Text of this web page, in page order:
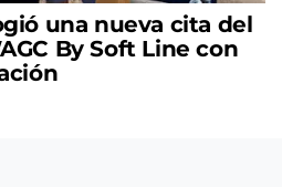
una nueva cita del
By Soft Line con